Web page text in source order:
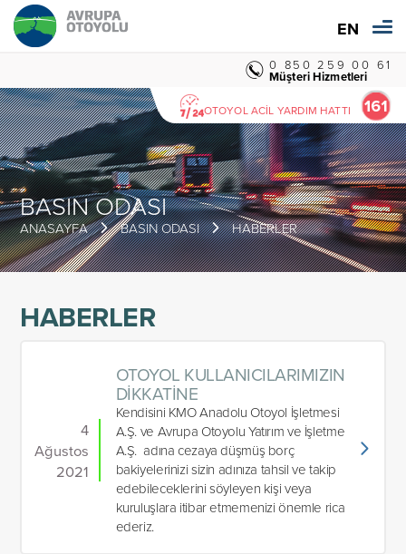
EN
0 850 259 00 61
Müşteri Hizmetleri
OTOYOL ACİL YARDIM HATTI
HABERLER
4
Ağustos
2021
OTOYOL KULLANICILARIMIZIN
DİKKATİNE
Kendisini KMO Anadolu Otoyol İşletmesi
A.Ş. ve Avrupa Otoyolu Yatırım ve İşletme
A.Ş. adına cezaya düşmüş borç
bakiyelerinizi sizin adınıza tahsil ve takip
edebileceklerini söyleyen kişi veya
kuruluşlara itibar etmemenizi önemle rica
ederiz.
BASIN ODASI
ANASAYFA BASIN ODASI HABERLER